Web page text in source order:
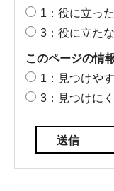
1：役に立った
3：役に立た
このページの情
1：見つけや
3：見つけに